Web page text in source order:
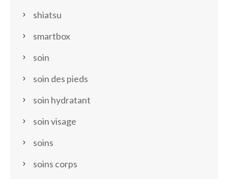
shiatsu
smartbox
soin
soin des pieds
soin hydratant
soin visage
soins
soins corps